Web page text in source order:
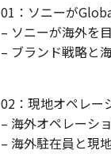
01：ソニーが
– ソニーが海外を
– ブランド戦略と
02：現地オペレー
– 海外オペレーシ
– 海外駐在員と現